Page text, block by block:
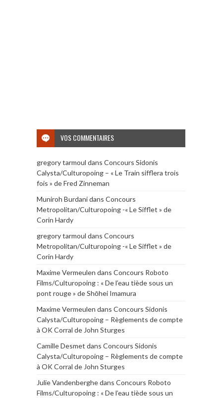
VOS COMMENTAIRES
gregory tarmoul dans Concours Sidonis
Calysta/Culturopoing – « Le Train sifflera trois
fois » de Fred Zinneman
Muniroh Burdanidans Concours
Metropolitan/Culturopoing -« Le Sifflet » de
Corin Hardy
gregory tarmoul dans Concours
Metropolitan/Culturopoing -« Le Sifflet » de
Corin Hardy
Maxime Vermeulen dans Concours Roboto
Films/Culturopoing : « De l’eau tiède sous un
pont rouge » de Shōhei Imamura
Maxime Vermeulen dans Concours Sidonis
Calysta/Culturopoing – Règlements de compte
à OK Corral de John Sturges
Camille Desmet dans Concours Sidonis
Calysta/Culturopoing – Règlements de compte
à OK Corral de John Sturges
Julie Vandenberghedans Concours Roboto
Films/Culturopoing : « De l’eau tiède sous un